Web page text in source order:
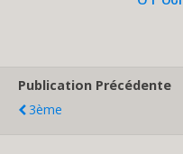
Publication Précédente
3ème